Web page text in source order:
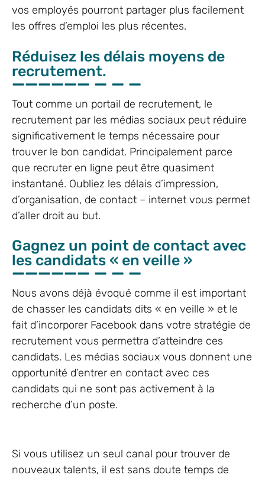
vos employés pourront partager plus facilement
les offres d’emploi les plus récentes.
Réduisez les délais moyens de
recrutement.
Tout comme un portail de recrutement, le
recrutement par les médias sociaux peut réduire
significativement le temps nécessaire pour
trouver le bon candidat. Principalement parce
que recruter en ligne peut être quasiment
instantané. Oubliez les délais d’impression,
d’organisation, de contact – internet vous permet
d’aller droit au but.
Gagnez un point de contact avec
les candidats « en veille »
Nous avons déjà évoqué comme il est important
de chasser les candidats dits « en veille » et le
fait d’incorporer Facebook dans votre stratégie de
recrutement vous permettra d’atteindre ces
candidats. Les médias sociaux vous donnent une
opportunité d’entrer en contact avec ces
candidats qui ne sont pas activement à la
recherche d’un poste.
Si vous utilisez un seul canal pour trouver de
nouveaux talents, il est sans doute temps de